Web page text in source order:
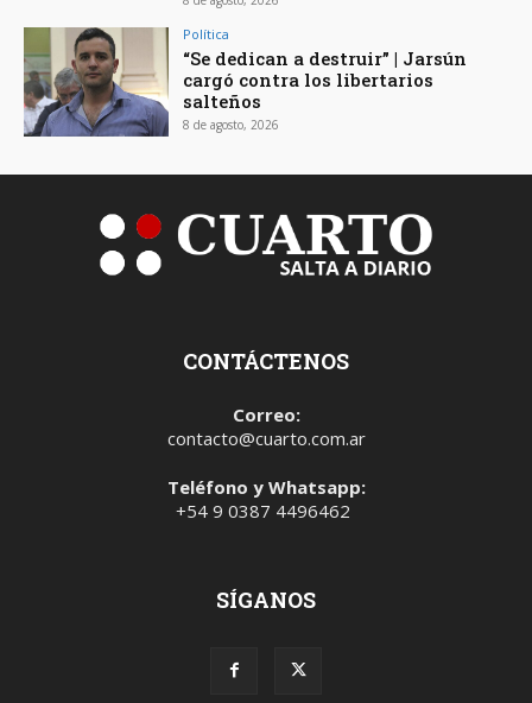
Política
“Se dedican a destruir” | Jarsún
cargó contra los libertarios
salteños
8 de agosto, 2026
CONTÁCTENOS
Correo:
contacto@cuarto.com.ar
Teléfono y Whatsapp:
+54 9 0387 4496462
SÍGANOS